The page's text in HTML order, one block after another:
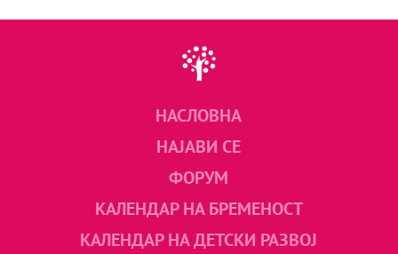
НАСЛОВНА
НАЈАВИ СЕ
ФОРУМ
КАЛЕНДАР НА БРЕМЕНОСТ
КАЛЕНДАР НА ДЕТСКИ РАЗВОЈ